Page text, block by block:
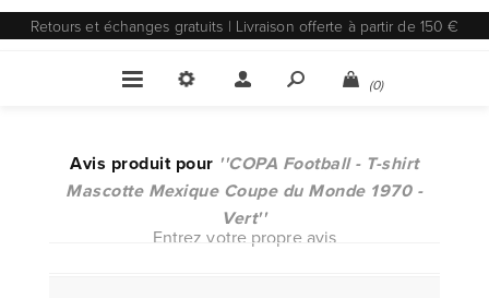
Retours et échanges gratuits | Livraison offerte à partir de 150 €
(0)
Avis produit pour
COPA Football - T-shirt
Mascotte Mexique Coupe du Monde 1970 -
Vert
Entrez votre propre avis